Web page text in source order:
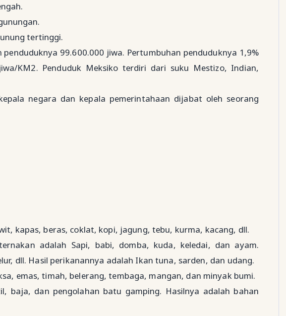
tertinggi.
99.600.000 jiwa. Pertumbuhan penduduknya 1,9%
KM2. Penduduk Meksiko terdiri dari suku Mestizo, Indian,
negara dan kepala pemerintahaan dijabat oleh seorang
kapas, beras, coklat, kopi, jagung, tebu, kurma, kacang, dll.
adalah Sapi, babi, domba, kuda, keledai, dan ayam.
dll. Hasil perikanannya adalah Ikan tuna, sarden, dan udang.
emas, timah, belerang, tembaga, mangan, dan minyak bumi.
baja, dan pengolahan batu gamping. Hasilnya adalah bahan